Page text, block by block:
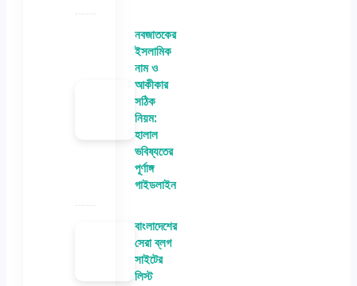
নবজাতকের
ইসলামিক
নাম ও
আকীকার
সঠিক
নিয়ম:
হালাল
ভবিষ্যতের
পূর্ণাঙ্গ
গাইডলাইন
বাংলাদেশের
সেরা ব্লগ
সাইটের
লিস্ট